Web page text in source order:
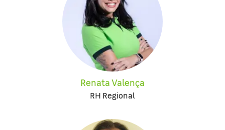
Renata Valença
RH Regional